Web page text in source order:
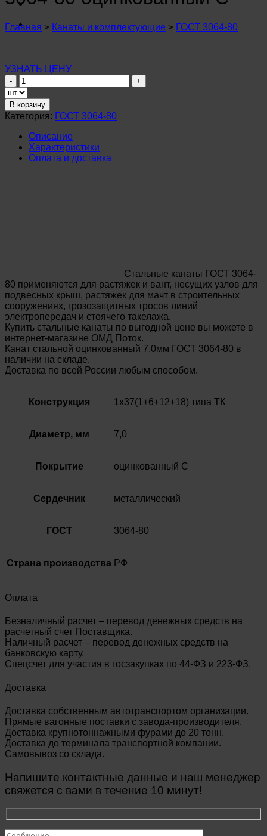
Главная > Канаты и комплектующие > ГОСТ 3064-80
УЗНАТЬ ЦЕНУ
Количество
товара
Канат
стальной
7,0мм
ГОСТ
3064-
80
оцинкованный
В корзину
Категория: ГОСТ 3064-80
Описание
Характеристики
Оплата и доставка
Стальные канаты ГОСТ 3064-
80 применяются для растяжек и вант, несущих узлов для
подвесных крыш, растяжек для мачт в строительных
сооружениях, грозозащитных тросов линий
электропередач и стоячего такелажа.
Купить стальные канаты по выгодной цене вы можете в
интернет-магазине ОМД Поток.
Канат стальной оцинкованный 7,0мм ГОСТ 3064-80 в
наличии на складе.
Доставка по всей России любым способом.
Конструкция 1х37(1+6+12+18) типа ТК
Диаметр, мм 7,0
Покрытие оцинкованный С
Сердечник металлический
ГОСТ 3064-80
Страна производства РФ
Оплата
Безналичный расчет – перевод денежных средств на
расчетный счет Поставщика.
Наличный расчет – перевод денежных средств на
банковскую карту.
Спецсчет для участия в госзакупках по 44-ФЗ и 223-ФЗ.
Доставка
Доставка собственным автотранспортом организации.
Прямые вагонные поставки с завода-производителя.
Доставка крупнотоннажными фурами до 20 тонн.
Доставка до терминала транспортной компании.
Самовывоз со склада.
Напишите контактные данные и наш менеджер
свяжется с вами в течение 10 минут!